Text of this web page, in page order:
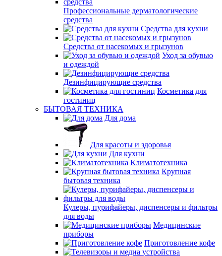
Профессиональные дерматологические
средства
Средства для кухни
Средства от насекомых и грызунов
Уход за обувью
и одеждой
Дезинфицирующие средства
Косметика для
гостиниц
БЫТОВАЯ ТЕХНИКА
Для дома
Для красоты и здоровья
Для кухни
Климатотехника
Крупная
бытовая техника
Кулеры, пурифайеры, диспенсеры и фильтры
для воды
Медицинские
приборы
Приготовление кофе